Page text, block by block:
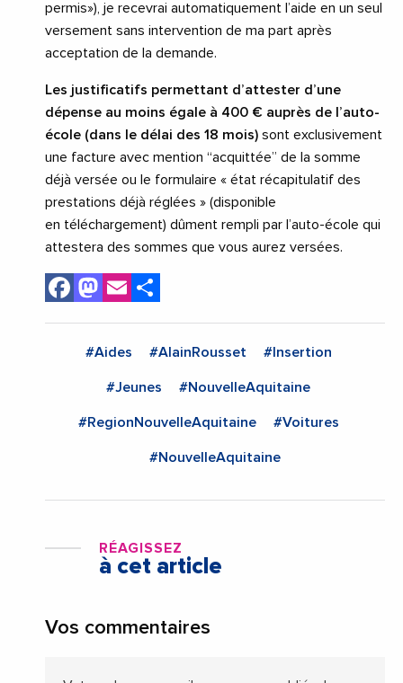
permis»), je recevrai automatiquement l’aide en un seul
versement sans intervention de ma part après
acceptation de la demande.
Les justificatifs permettant d’attester d’une
dépense au moins égale à 400 € auprès de l’auto-
école (dans le délai des 18 mois) sont exclusivement
une facture avec mention “acquittée” de la somme
déjà versée ou ​le formulaire « état récapitulatif des
prestations déjà réglées » (disponible
en téléchargement) dûment rempli par l’auto-école qui
attestera des sommes que vous aurez versées.
Facebook
Mastodon
Email
#Aides #AlainRousset #Insertion
#Jeunes #NouvelleAquitaine
#RegionNouvelleAquitaine #Voitures
#NouvelleAquitaine
RÉAGISSEZ
à cet article
Vos commentaires